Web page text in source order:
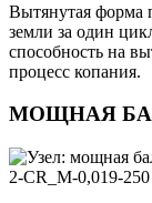
Вытянутая форма
земли за один
способность на
процесс копания.
МОЩНАЯ